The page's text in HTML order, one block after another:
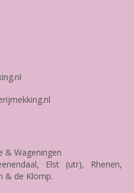
& Wageningen
Elst (utr), Rhenen,
& de Klomp.